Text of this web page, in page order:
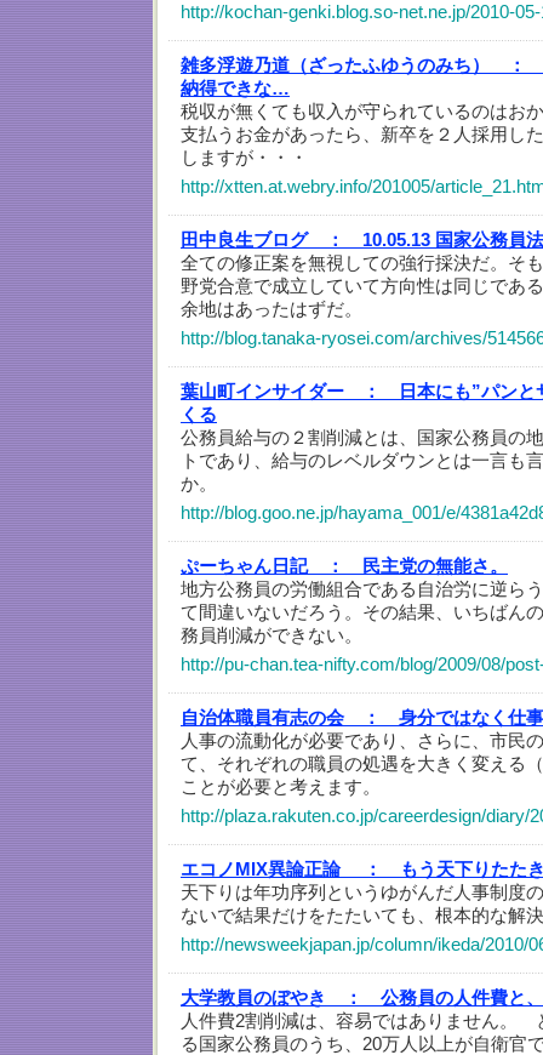
http://kochan-genki.blog.so-net.ne.jp/2010-
雑多浮遊乃道（ざったふゆうのみち） ：
納得できな…
税収が無くても収入が守られているのはお
支払うお金があったら、新卒を２人採用し
しますが・・・
http://xtten.at.webry.info/201005/
田中良生ブログ ：
10.05.13 国家公務員
全ての修正案を無視しての強行採決だ。そ
野党合意で成立していて方向性は同じであ
余地はあったはずだ。
http://blog.tanaka-ryosei.com/archives/
葉山町インサイダー ：
日本にも”パン
くる
公務員給与の２割削減とは、国家公務員の
トであり、給与のレベルダウンとは一言も
か。
http://blog.goo.ne.jp/hayama_001/e/
ぷーちゃん日記 ：
民主党の無能さ。
地方公務員の労働組合である自治労に逆ら
て間違いないだろう。その結果、いちばん
務員削減ができない。
http://pu-chan.tea-nifty.com/blog/2009/08/
自治体職員有志の会 ：
身分ではなく仕
人事の流動化が必要であり、さらに、市民
て、それぞれの職員の処遇を大きく変える
ことが必要と考えます。
http://plaza.rakuten.co.jp/careerdesign/diary/
エコノMIX異論正論 ：
もう天下りたた
天下りは年功序列というゆがんだ人事制度
ないで結果だけをたたいても、根本的な解
http://newsweekjapan.jp/column/ikeda/2010/
大学教員のぼやき ：
公務員の人件費と
人件費2割削減は、容易ではありません。
る国家公務員のうち、20万人以上が自衛官